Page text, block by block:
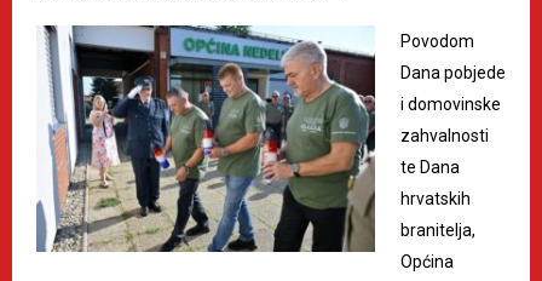
Povodom
Dana pobjede
i domovinske
zahvalnosti
te Dana
hrvatskih
branitelja,
Općina